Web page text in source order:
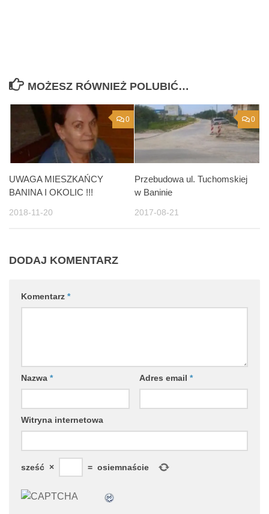
MOŻESZ RÓWNIEŻ POLUBIĆ…
0
UWAGA MIESZKAŃCY
BANINA I OKOLIC !!!
2018-11-20
0
Przebudowa ul. Tuchomskiej
w Baninie
2017-08-21
DODAJ KOMENTARZ
Komentarz *
Nazwa * Adres email *
Witryna internetowa
sześć × = osiemnaście